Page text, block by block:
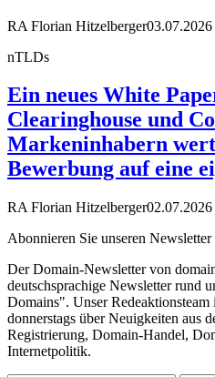
RA Florian Hitzelberger03.07.2026
nTLDs
Ein neues White
Clearinghouse und
Markeninhabern
Bewerbung auf eine
RA Florian Hitzelberger02.07.2026
Abonnieren Sie unseren Newsletter
Der Domain-Newsletter von
deutschsprachige Newsletter rund
Domains". Unser
donnerstags über Neuigkeiten aus
Registrierung, Domain-Handel,
Internetpolitik.